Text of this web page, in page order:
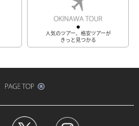
人気のツアー、格安ツアーが
きっと見つかる